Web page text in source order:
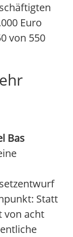
Euro
von 550
Bas
Statt
von acht